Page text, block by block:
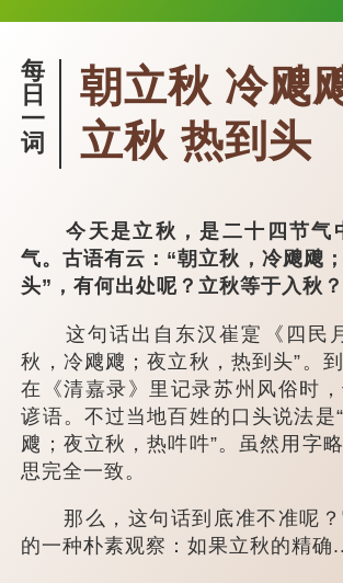
每
日
一
词
朝立秋 冷飕
立秋 热到头
今天是立秋，是二十四节气
气。古语有云：“朝立秋，冷飕飕
头”，有何出处呢？立秋等于入秋？
这句话出自东汉崔寔《四民
秋，冷飕飕；夜立秋，热到头”。
在《清嘉录》里记录苏州风俗时
谚语。不过当地百姓的口头说法是
飕；夜立秋，热吽吽”。虽然用字
思完全一致。
那么，这句话到底准不准呢？
的一种朴素观察：如果立秋的精确